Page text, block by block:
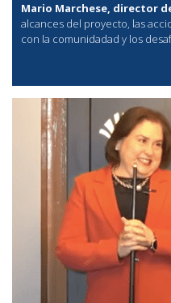
Mario Marchese, director
alcances del proyecto, las
con la comunidadad y los